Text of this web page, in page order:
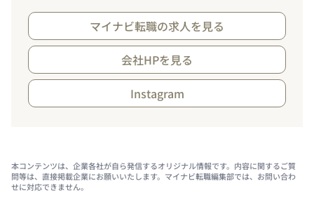
マイナビ転職の求人を見る
会社HPを見る
Instagram
本コンテンツは、企業各社が自ら発信するオリジナル情報です。内容に関するご質
問等は、直接掲載企業にお願いいたします。マイナビ転職編集部では、お問い合わ
せに対応できません。